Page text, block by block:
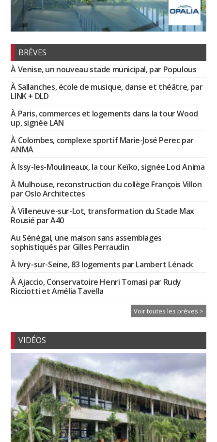
BRÈVES
À Venise, un nouveau stade municipal, par Populous
À Sallanches, école de musique, danse et théâtre, par
LINK + DLD
À Paris, commerces et logements dans la tour Wood
up, signée LAN
À Colombes, complexe sportif Marie-José Perec par
ANMA
À Issy-les-Moulineaux, la tour Keïko, signée Loci Anima
À Mulhouse, reconstruction du collège François Villon
par Oslo Architectes
À Villeneuve-sur-Lot, transformation du Stade Max
Rousié par A40
Au Sénégal, une maison sans assemblages
sophistiqués par Gilles Perraudin
À Ivry-sur-Seine, 83 logements par Lambert Lénack
À Ajaccio, Conservatoire Henri Tomasi par Rudy
Ricciotti et Amélia Tavella
Voir toutes les brèves >
VIDÉOS